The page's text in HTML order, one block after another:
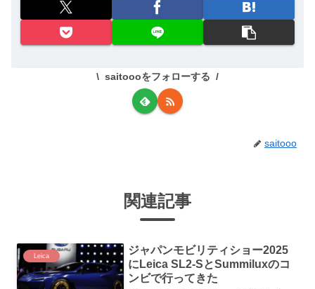
saitoooをフォローする
saitooo
関連記事
Leica
ジャパンモビリティショー2025
にLeica SL2-SとSummiluxのコ
ンビで行ってきた